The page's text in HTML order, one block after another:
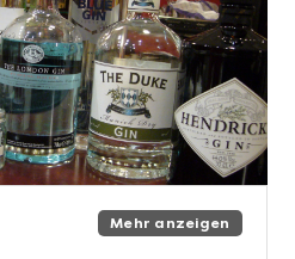
Mehr anzeigen